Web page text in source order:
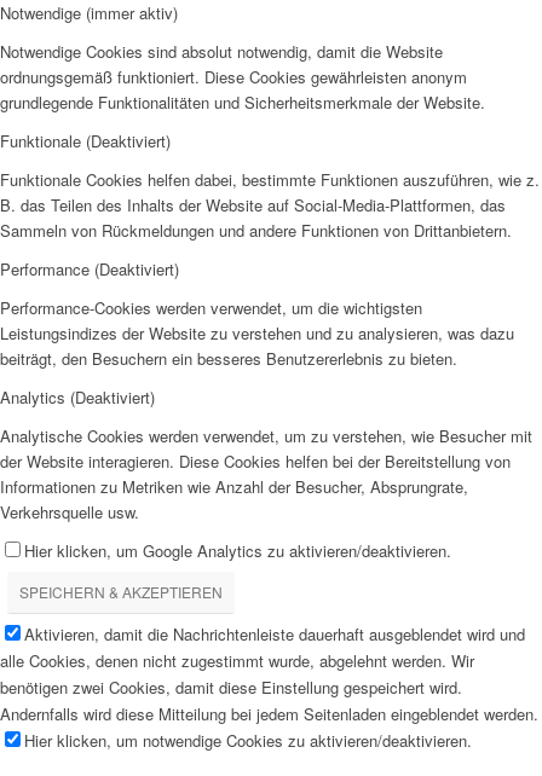
Notwendige (immer aktiv)
Notwendige Cookies sind absolut notwendig, damit die Website
ordnungsgemäß funktioniert. Diese Cookies gewährleisten anonym
grundlegende Funktionalitäten und Sicherheitsmerkmale der Website.
Funktionale (Deaktiviert)
Funktionale Cookies helfen dabei, bestimmte Funktionen auszuführen, wie z.
B. das Teilen des Inhalts der Website auf Social-Media-Plattformen, das
Sammeln von Rückmeldungen und andere Funktionen von Drittanbietern.
Performance (Deaktiviert)
Performance-Cookies werden verwendet, um die wichtigsten
Leistungsindizes der Website zu verstehen und zu analysieren, was dazu
beiträgt, den Besuchern ein besseres Benutzererlebnis zu bieten.
Analytics (Deaktiviert)
Analytische Cookies werden verwendet, um zu verstehen, wie Besucher mit
der Website interagieren. Diese Cookies helfen bei der Bereitstellung von
Informationen zu Metriken wie Anzahl der Besucher, Absprungrate,
Verkehrsquelle usw.
Hier klicken, um Google Analytics zu aktivieren/deaktivieren.
SPEICHERN & AKZEPTIEREN
Aktivieren, damit die Nachrichtenleiste dauerhaft ausgeblendet wird und
alle Cookies, denen nicht zugestimmt wurde, abgelehnt werden. Wir
benötigen zwei Cookies, damit diese Einstellung gespeichert wird.
Andernfalls wird diese Mitteilung bei jedem Seitenladen eingeblendet werden.
Hier klicken, um notwendige Cookies zu aktivieren/deaktivieren.